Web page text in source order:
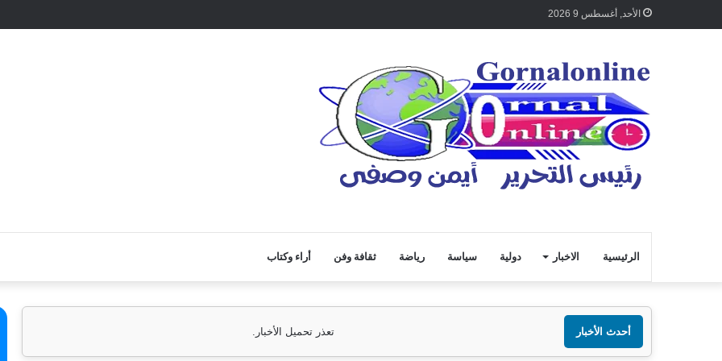
الأحد, أغسطس 9 2026
الرئيسية الاخبار دولية سياسة رياضة ثقافة وفن أراء وكتاب
أحدث الأخبار تعذر تحميل الأخبار.